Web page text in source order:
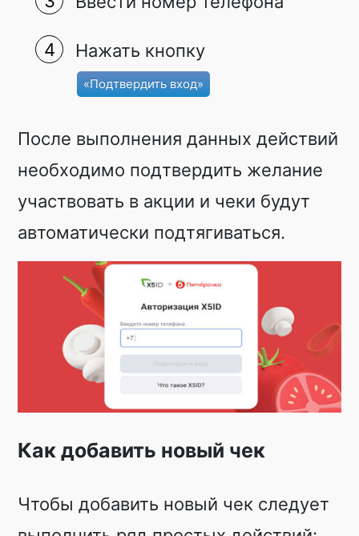
Нажать кнопку
«Подтвердить вход»
После выполнения данных действий
необходимо подтвердить желание
участвовать в акции и чеки будут
автоматически подтягиваться.
Как добавить новый чек
Чтобы добавить новый чек следует